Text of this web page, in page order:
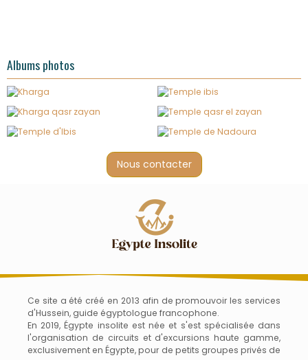
Albums photos
Nous contacter
Ce site a été créé en 2013 afin de promouvoir les services
d'Hussein, guide égyptologue francophone.
En 2019, Égypte insolite est née et s'est spécialisée dans
l'organisation de circuits et d'excursions haute gamme,
exclusivement en Égypte, pour de petits groupes privés de